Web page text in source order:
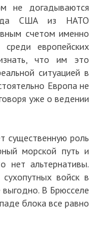
не догадываются
США из НАТО
счетом именно
европейских
что им это
ситуацией в
Европа не
уже о ведении
существенную роль
морской путь и
нет альтернативы.
войск в
В Брюсселе
блока все равно